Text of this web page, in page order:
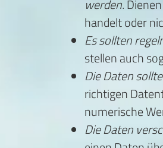
werden.
handelt oder
Es sollten
stellen auch
Die Daten
richtigen
numerische
Die Daten